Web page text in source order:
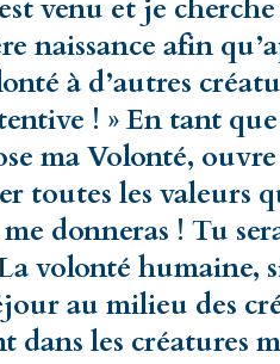
venu et je
naissance afin
à d’autres
! » En tant
ma Volonté,
toutes les valeurs
donneras ! Tu
volonté humaine,
au milieu des
dans les créatures